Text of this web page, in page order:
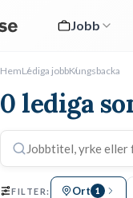
Jobb
HemLediga jobbKungsbacka
0 lediga
FILTER: Ort 1